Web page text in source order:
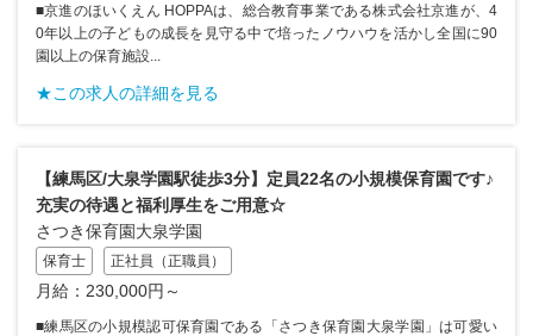
■京進のほいくえん HOPPAは、総合教育事業である株式会社京進が、4
0年以上の子どもの成長を見守る中で培ったノウハウを活かし全国に90
園以上の保育施設...
★この求人の詳細を見る
【練馬区/大泉学園駅徒歩3分】定員22名の小規模保育園です♪
充実の待遇と福利厚生をご用意☆
さつき保育園大泉学園
保育士 正社員（正職員）
月給：230,000円～
■練馬区の小規模認可保育園である「さつき保育園大泉学園」は可愛い